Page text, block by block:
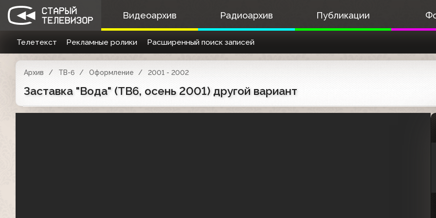
Видеоархив Радиоархив Публикации
Телетекст Рекламные ролики Расширенный поиск записей
Архив ТВ-6 Оформление 2001 - 2002
Заставка "Вода" (ТВ6, осень 2001) другой вариант